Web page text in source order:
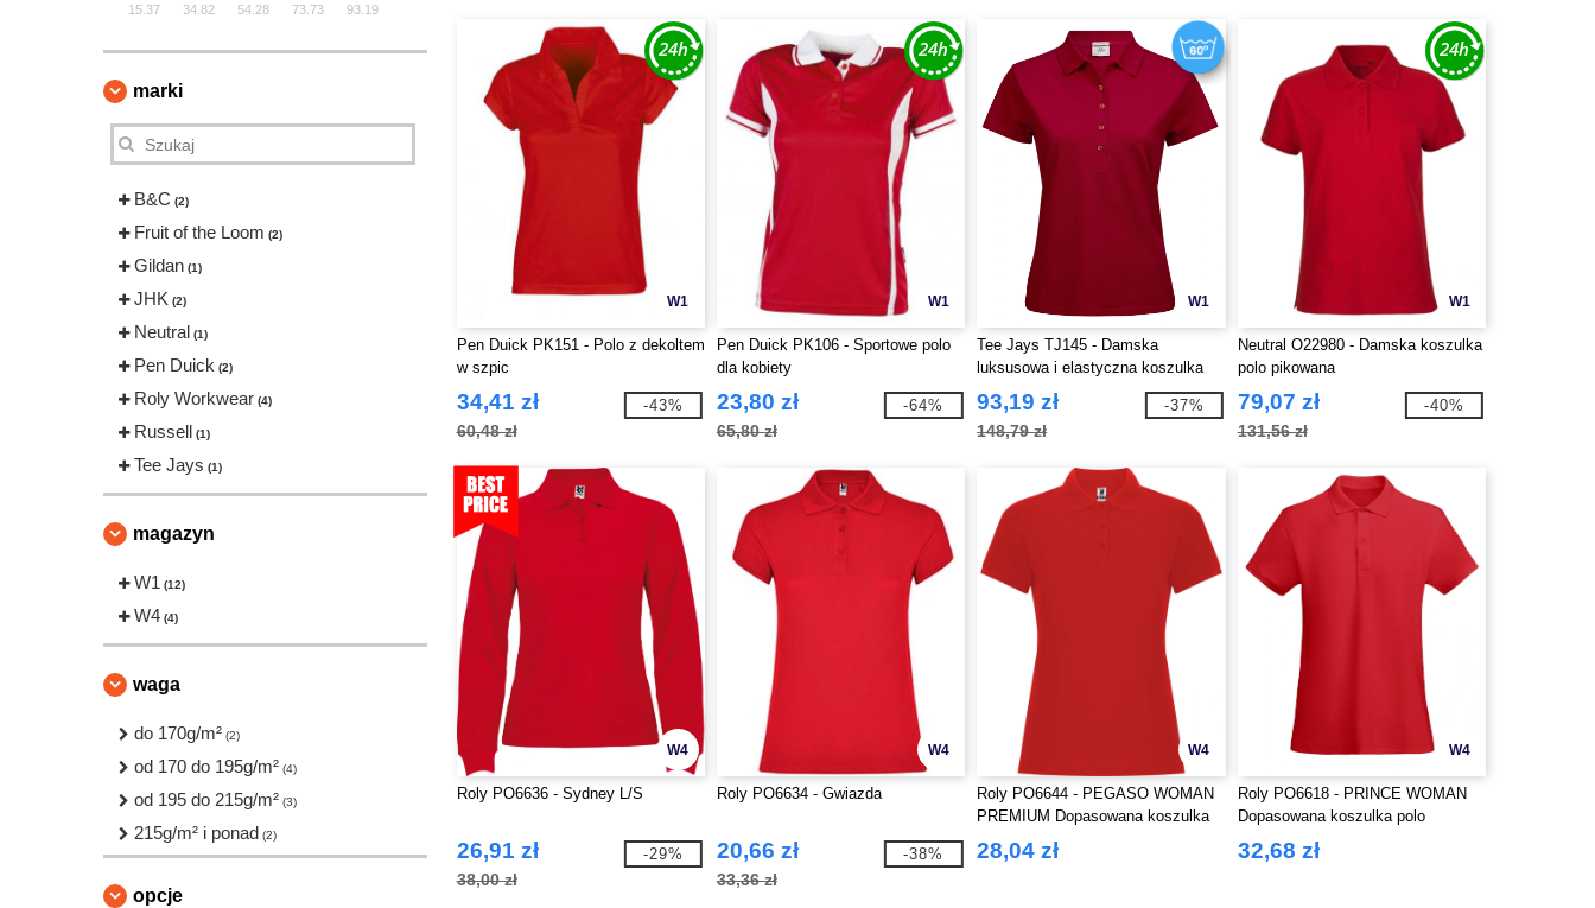
15.37 34.82 54.28 73.73 93.19
marki
B&C (2)
Fruit of the Loom (2)
Gildan (1)
JHK (2)
Neutral (1)
Pen Duick (2)
Roly Workwear (4)
Russell (1)
Tee Jays (1)
magazyn
W1 (12)
W4 (4)
waga
do 170g/m² (2)
od 170 do 195g/m² (4)
od 195 do 215g/m² (3)
215g/m² i ponad (2)
opcje
W1
Pen Duick PK151 - Polo z dekoltem
w szpic
34,41 zł
60,48 zł
-43%
W1
Pen Duick PK106 - Sportowe polo
dla kobiety
23,80 zł
65,80 zł
-64%
W1
Tee Jays TJ145 - Damska
luksusowa i elastyczna koszulka
Polo
93,19 zł
148,79 zł
-37%
W1
Neutral O22980 - Damska koszulka
polo pikowana
79,07 zł
131,56 zł
-40%
W4
Roly PO6636 - Sydney L/S
26,91 zł
38,00 zł
-29%
W4
Roly PO6634 - Gwiazda
20,66 zł
33,36 zł
-38%
W4
Roly PO6644 - PEGASO WOMAN
PREMIUM Dopasowana koszulka
polo z bawełny z krótkim rękawem
z powłoką odporną na mechacenie
28,04 zł
W4
Roly PO6618 - PRINCE WOMAN
Dopasowana koszulka polo
wykonana z organicznej bawełny z
certyfikatem OCS
32,68 zł